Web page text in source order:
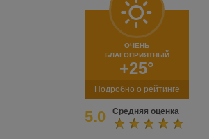
ОЧЕНЬ
БЛАГОПРИЯТНЫЙ
+25°
Подробно о рейтинге
5.0 Средняя оценка